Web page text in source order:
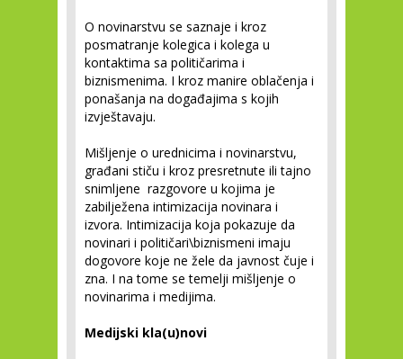
O novinarstvu se saznaje i kroz
posmatranje kolegica i kolega u
kontaktima sa političarima i
biznismenima. I kroz manire oblačenja i
ponašanja na događajima s kojih
izvještavaju.
Mišljenje o urednicima i novinarstvu,
građani stiču i kroz presretnute ili tajno
snimljene razgovore u kojima je
zabilježena intimizacija novinara i
izvora. Intimizacija koja pokazuje da
novinari i političari\biznismeni imaju
dogovore koje ne žele da javnost čuje i
zna. I na tome se temelji mišljenje o
novinarima i medijima.
Medijski kla(u)novi